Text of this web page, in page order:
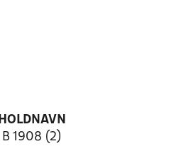
HOLDNAVN
B 1908 (2)